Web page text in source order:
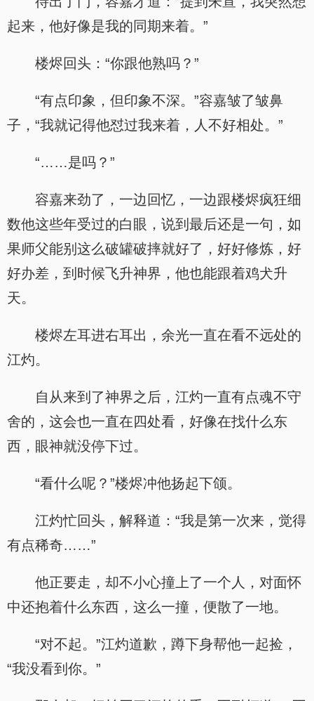
起来，他好像是我的同期来着。”
楼烬回头：“你跟他熟吗？”
“有点印象，但印象不深。”容嘉皱了皱鼻
子，“我就记得他怼过我来着，人不好相处。”
“……是吗？”
容嘉来劲了，一边回忆，一边跟楼烬疯狂细
数他这些年受过的白眼，说到最后还是一句，如
果师父能别这么破罐破摔就好了，好好修炼，好
好办差，到时候飞升神界，他也能跟着鸡犬升
天。
楼烬左耳进右耳出，余光一直在看不远处的
江灼。
自从来到了神界之后，江灼一直有点魂不守
舍的，这会也一直在四处看，好像在找什么东
西，眼神就没停下过。
“看什么呢？”楼烬冲他扬起下颌。
江灼忙回头，解释道：“我是第一次来，觉得
有点稀奇……”
他正要走，却不小心撞上了一个人，对面怀
中还抱着什么东西，这么一撞，便散了一地。
“对不起。”江灼道歉，蹲下身帮他一起捡，
“我没看到你。”